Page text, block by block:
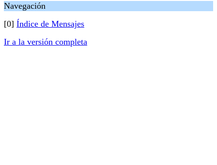
Navegación
[0] Índice de Mensajes
Ir a la versión completa